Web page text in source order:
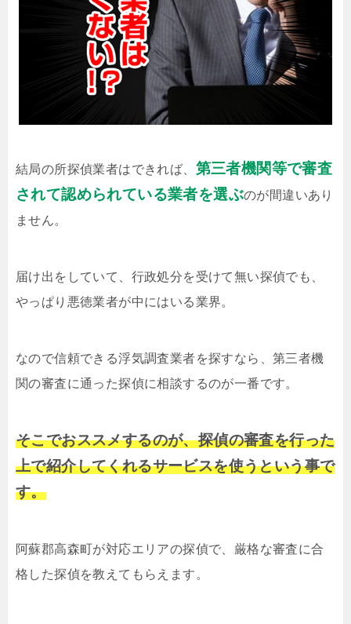
結局の所探偵業者はできれば、 第三者機関等で審査
されて認められている業者を選ぶのが間違いあり
ません。
届け出をしていて、行政処分を受けて無い探偵でも、
やっぱり悪徳業者が中にはいる業界。
なので信頼できる浮気調査業者を探すなら、第三者機
関の審査に通った探偵に相談するのが一番です。
そこでおススメするのが、探偵の審査を行った
上で紹介してくれるサービスを使うという事で
す。
阿蘇郡高森町が対応エリアの探偵で、厳格な審査に合
格した探偵を教えてもらえます。